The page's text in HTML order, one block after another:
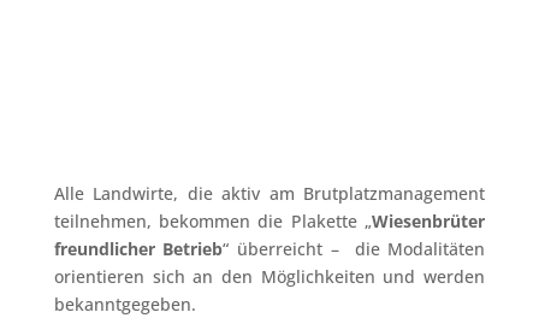
Alle Landwirte, die aktiv am Brutplatzmanagement
teilnehmen, bekommen die Plakette „Wiesenbrüter
freundlicher Betrieb“ überreicht – die Modalitäten
orientieren sich an den Möglichkeiten und werden
bekanntgegeben.